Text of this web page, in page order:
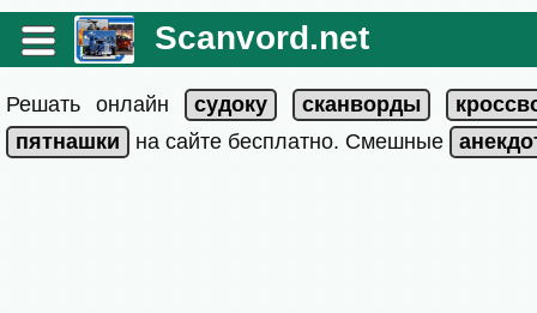
Scanvord.net
Решать онлайн
на сайте бесплатно. Смешные